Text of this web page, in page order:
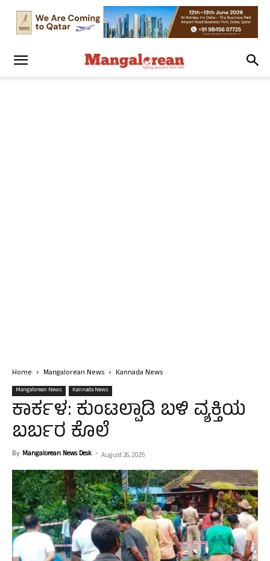
Home Mangalorean News Kannada News
Mangalorean News Kannada News
ಕಾರ್ಕಳ: ಕುಂಟಲ್ಪಾಡಿ ಬಳಿ ವ್ಯಕ್ತಿಯ
ಬರ್ಬರ ಕೊಲೆ
By Mangalorean News Desk - August 26, 2025